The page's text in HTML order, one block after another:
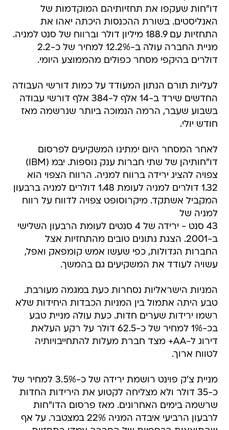
דו"חות שעקפו את תחזיותיהם המוקדמות של
האנליסטים. בשורת ההכנסות היכתה יאהו את
התחזיות עם 188.9 מיליון דולר וברווח של סנט למניה.
מניית החברה עולה ב-12.2% למחיר של כ-2.2
דולרים בהיקפי מסחר כפולים מהממוצע היומי.
לעליות תורם הנתון המעודד על כמות דורשי העבודה
החדשים שירד ב-14 אלף ל-384 אלף דורשי עבודה
בשבוע שעבר, הרמה הנמוכה ביותר שנרשמה מאז
חודש יולי.
לאחר המסחר היום ימתינו המשקיעים לפרסום
דו"חותיהן של שתי חברות ענק נוספות. יבמ (IBM)
צפויה להציג ירידה ברווח למניה. הרווח הצפוי הוא
1.32 דולרים למניה לעומת 1.48 דולרים למניה ברבעון
המקביל אשתקד. מיקרוסופט צפויה לדווח על רווח
למניה של
43 סנט - ירידה של 4 סנטים לעומת הרבעון השלישי
ב-2001. הצגת נתונים טובים מהתחזיות אצל
החברות הגדולות, כפי שעשו אמש קומפאק ואפל,
עשויה לעודד את המשקיעים גם בהמשך.
המניות הישראליות נסחרות כעת במגמה מעורבת.
טבע היתה אתמול בין המניות הכבדות היחידות שלא
רשמו ירידות שערים חדות. כעת עולה מניית טבע
בכ-1% למחיר של כ-62.5 דולר על רקע העלאת
דירוג ל-AA+ מצד חברת מעלות להתחייבויותיה
לטווח ארוך.
מניית צ'ק פוינט רושמת ירידה של כ-3.5% למחיר של
כ-35 דולר ולא מצליחה לקטוע את הירידות החדות
שרשמה בימים האחרונים. מאז פרסום הדו"חות
לרבעון הרביעי איבדה המניה 22% במצטבר. על אף